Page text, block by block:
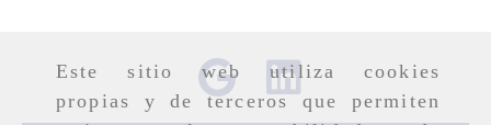
Este sitio web utiliza cookies
propias y de terceros que permiten